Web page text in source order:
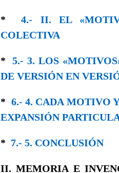
*4.- II. EL
COLECTIVA
*5.- 3. LOS
DE VERSIÓN EN
* 6.- 4. CADA MOTIVO
EXPANSIÓN
* 7.- 5. CONCLUSIÓN
II. MEMORIA E